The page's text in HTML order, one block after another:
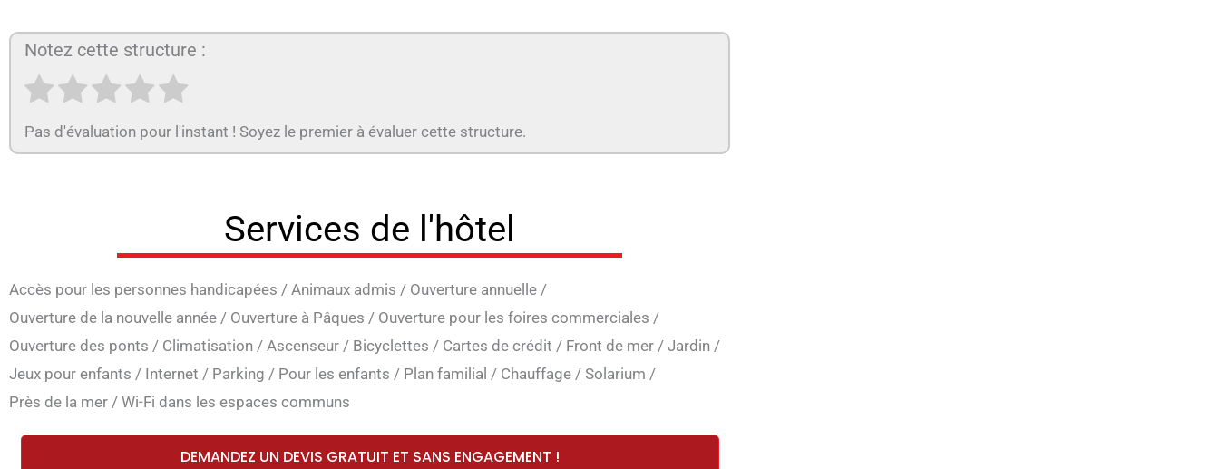
Notez cette structure :
Pas d'évaluation pour l'instant ! Soyez le premier à évaluer cette structure.
Services de l'hôtel
Accès pour les personnes handicapées / Animaux admis / Ouverture annuelle /
Ouverture de la nouvelle année / Ouverture à Pâques / Ouverture pour les foires commerciales /
Ouverture des ponts / Climatisation / Ascenseur / Bicyclettes / Cartes de crédit / Front de mer / Jardin /
Jeux pour enfants / Internet / Parking / Pour les enfants / Plan familial / Chauffage / Solarium /
Près de la mer / Wi-Fi dans les espaces communs
DEMANDEZ UN DEVIS GRATUIT ET SANS ENGAGEMENT !